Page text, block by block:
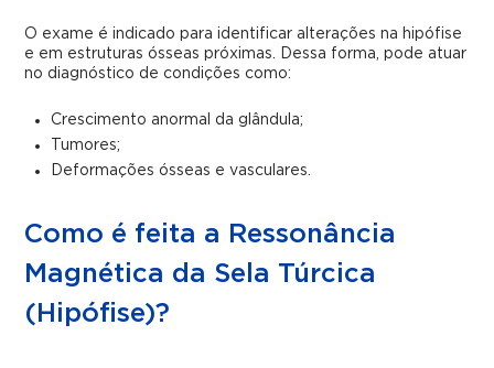
O exame é indicado para identificar alterações na hipófise
e em estruturas ósseas próximas. Dessa forma, pode atuar
no diagnóstico de condições como:
Crescimento anormal da glândula;
Tumores;
Deformações ósseas e vasculares.
Como é feita a Ressonância
Magnética da Sela Túrcica
(Hipófise)?